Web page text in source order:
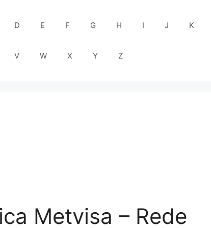
D E F G H I J K
V W X Y Z
Metvisa – Rede